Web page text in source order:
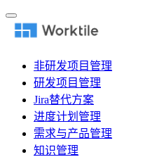
非研发项目管理
研发项目管理
Jira替代方案
进度计划管理
需求与产品管理
知识管理